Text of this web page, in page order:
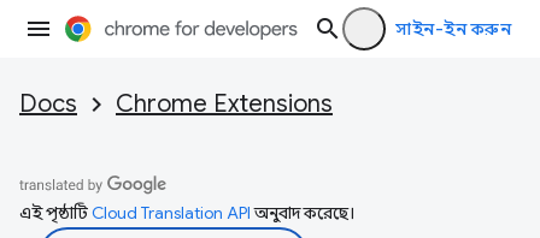
সাইন-ইন করুন
Docs Chrome Extensions
এই পৃষ্ঠাটিCloud Translation APIঅনুবাদ করেছে।